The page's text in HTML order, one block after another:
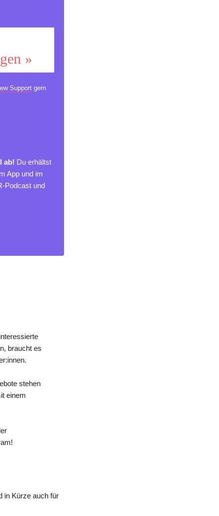
»
Supportgern
ab! Du erhältst
App und im
Podcast und
braucht es
stehen
einem
in Kürze auch für